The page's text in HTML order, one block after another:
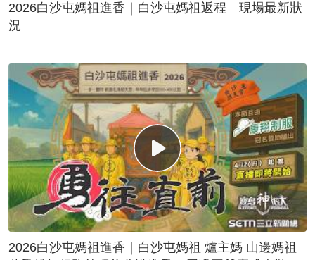
2026白沙屯媽祖進香｜白沙屯媽祖返程 現場最新狀
況
2026白沙屯媽祖進香｜白沙屯媽祖 爐主媽 山邊媽祖